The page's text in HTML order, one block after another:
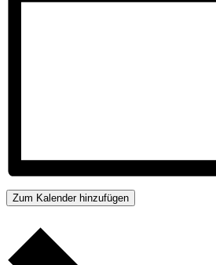
Zum Kalender hinzufügen